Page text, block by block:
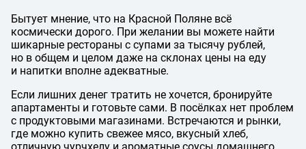
Бытует мнение, что на Красной Поляне всё
космически дорого. При желании вы можете найти
шикарные рестораны с супами за тысячу рублей,
но в общем и целом даже на склонах цены на еду
и напитки вполне адекватные.
Если лишних денег тратить не хочется, бронируйте
апартаменты и готовьте сами. В посёлках нет проблем
с продуктовыми магазинами. Встречаются и рынки,
где можно купить свежее мясо, вкусный хлеб,